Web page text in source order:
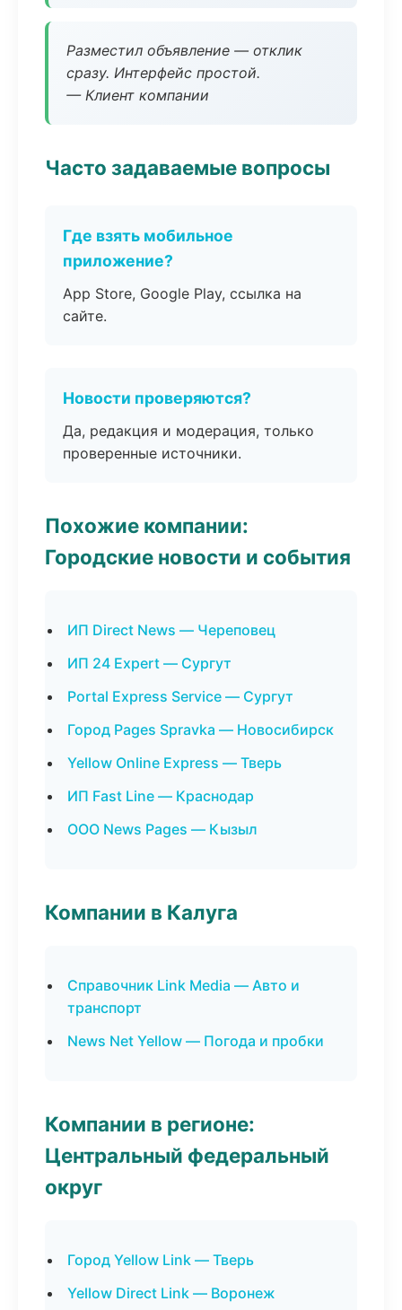
Разместил объявление — отклик
сразу. Интерфейс простой.
— Клиент компании
Часто задаваемые вопросы
Где взять мобильное
приложение?
App Store, Google Play, ссылка на
сайте.
Новости проверяются?
Да, редакция и модерация, только
проверенные источники.
Похожие компании:
Городские новости и события
ИП Direct News — Череповец
ИП 24 Expert — Сургут
Portal Express Service — Сургут
Город Pages Spravka — Новосибирск
Yellow Online Express — Тверь
ИП Fast Line — Краснодар
ООО News Pages — Кызыл
Компании в Калуга
Справочник Link Media — Авто и
транспорт
News Net Yellow — Погода и пробки
Компании в регионе:
Центральный федеральный
округ
Город Yellow Link — Тверь
Yellow Direct Link — Воронеж